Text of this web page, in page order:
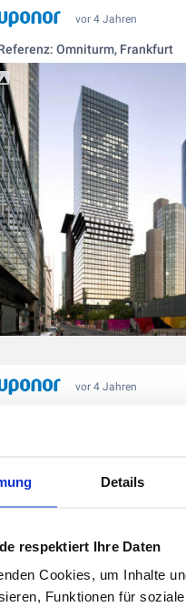
Details
respektiert Ihre Daten
Cookies, um Inhalte
Funktionen für
vor 4 Jahren
Omniturm, Frankfurt
vor 4 Jahren